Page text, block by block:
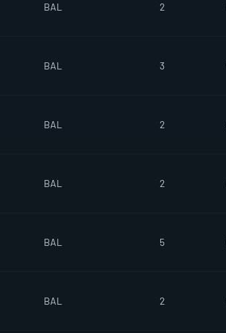
BAL 2
BAL 3
BAL 2
BAL 2
BAL 5
BAL 2